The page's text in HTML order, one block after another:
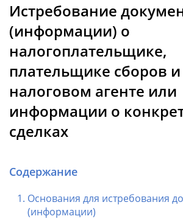
Истребование
(информации) о
налогоплательщике,
плательщике сборов и
налоговом агенте или
информации о
сделках
Содержание
Основания для истребования
(информации)